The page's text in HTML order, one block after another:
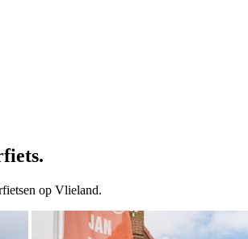
op Vlieland.